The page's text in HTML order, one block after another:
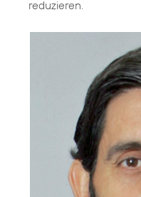
reduzieren.